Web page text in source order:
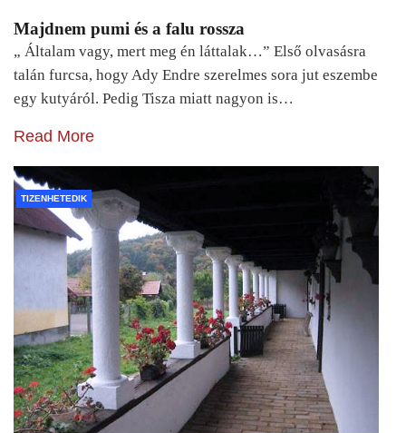
Majdnem pumi és a falu rossza
„ Általam vagy, mert meg én láttalak…” Első olvasásra
talán furcsa, hogy Ady Endre szerelmes sora jut eszembe
egy kutyáról. Pedig Tisza miatt nagyon is…
Read More
TIZENHETEDIK